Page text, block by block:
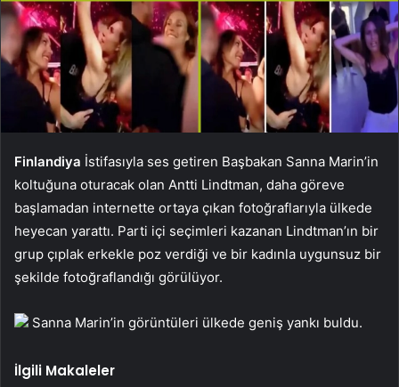
Finlandiya İstifasıyla ses getiren Başbakan Sanna Marin’in
koltuğuna oturacak olan Antti Lindtman, daha göreve
başlamadan internette ortaya çıkan fotoğraflarıyla ülkede
heyecan yarattı. Parti içi seçimleri kazanan Lindtman’ın bir
grup çıplak erkekle poz verdiği ve bir kadınla uygunsuz bir
şekilde fotoğraflandığı görülüyor.
Sanna Marin’in görüntüleri ülkede geniş yankı buldu.
İlgili Makaleler